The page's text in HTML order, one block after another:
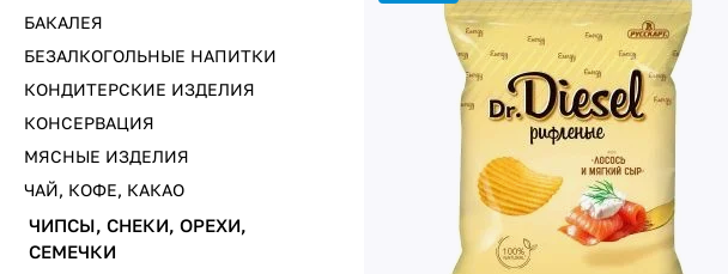
БАКАЛЕЯ
БЕЗАЛКОГОЛЬНЫЕ НАПИТКИ
КОНДИТЕРСКИЕ ИЗДЕЛИЯ
КОНСЕРВАЦИЯ
МЯСНЫЕ ИЗДЕЛИЯ
ЧАЙ, КОФЕ, КАКАО
ЧИПСЫ, СНЕКИ, ОРЕХИ,
СЕМЕЧКИ